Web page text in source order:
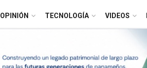
OPINIÓN TECNOLOGÍA VIDEOS